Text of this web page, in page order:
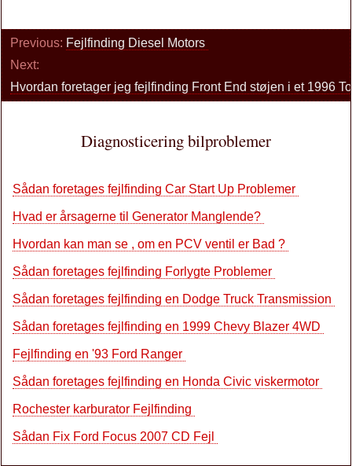
Previous: Fejlfinding Diesel Motors
Next:
Hvordan foretager jeg fejlfinding Front End støjen i et 1996
Diagnosticering bilproblemer
Sådan foretages fejlfinding Car Start Up Problemer
Hvad er årsagerne til Generator Manglende?
Hvordan kan man se , om en PCV ventil er Bad ?
Sådan foretages fejlfinding Forlygte Problemer
Sådan foretages fejlfinding en Dodge Truck Transmission
Sådan foretages fejlfinding en 1999 Chevy Blazer 4WD
Fejlfinding en '93 Ford Ranger
Sådan foretages fejlfinding en Honda Civic viskermotor
Rochester karburator Fejlfinding
Sådan Fix Ford Focus 2007 CD Fejl